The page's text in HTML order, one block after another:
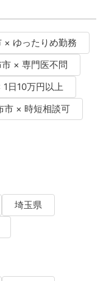
× ゆったりめ勤務
× 専門医不問
日10万円以上
市 × 時短相談可
埼玉県